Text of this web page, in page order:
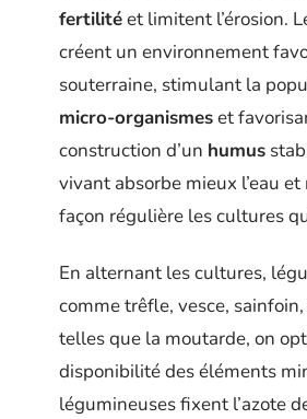
fertilitéet limitent l’érosion.
créent un environnement
souterraine, stimulant la
micro-organismeset
construction d’un humus
vivant absorbe mieux l’eau
façon régulière les cultures
En alternant les cultures,
comme trêfle, vesce,
telles que la moutarde, on
disponibilité des éléments
légumineuses fixent l’azote